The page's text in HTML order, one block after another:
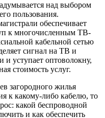
над выбором
пользования.
обеспечивает
к многочисленным ТВ-
кабельной сетью
сигнал на ТВ и
и уступает оптоволокну,
стоимость услуг.
загородного жилья
к какому-либо кабелю, то
какой беспроводной
и как обеспечить